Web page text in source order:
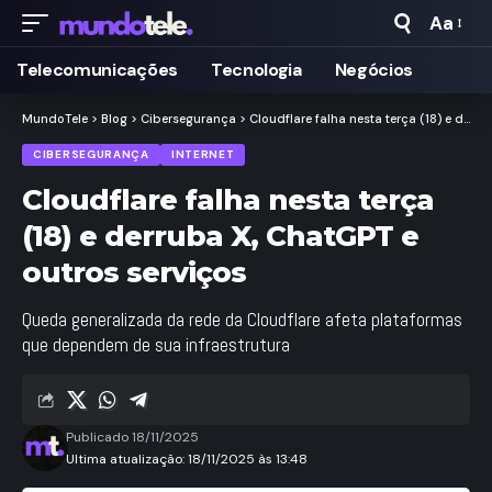
Fonte
Aa
Telecomunicações Tecnologia Negócios
MundoTele > Blog > Cibersegurança > Cloudflare falha nesta terça (18) e derruba X, ChatGPT e outros serviços
CIBERSEGURANÇA INTERNET
Cloudflare falha nesta terça
(18) e derruba X, ChatGPT e
outros serviços
Queda generalizada da rede da Cloudflare afeta plataformas
que dependem de sua infraestrutura
Ultima atualização: 18/11/2025 às 13:48
Publicado 18/11/2025